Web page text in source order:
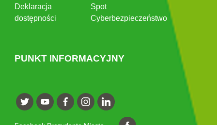
Deklaracja
dostępności
Spot
Cyberbezpieczeństwo
PUNKT INFORMACYJNY